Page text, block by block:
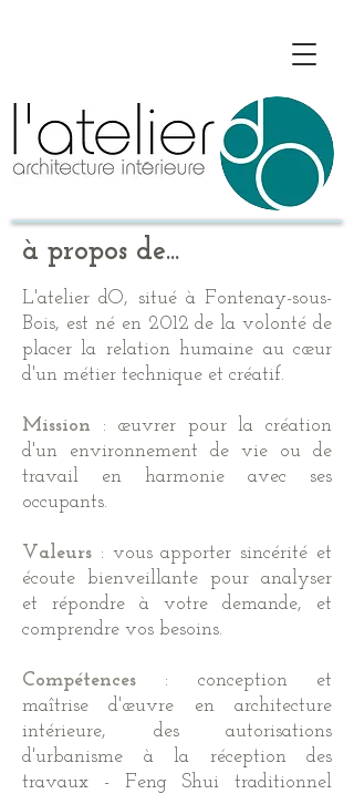
à propos de...
L'atelier dO, situé à Fontenay-sous-
Bois, est né en 2012 de la volonté de
placer la relation humaine au cœur
d'un métier technique et créatif.
Mission : œuvrer pour la création
d'un environnement de vie ou de
travail en harmonie avec ses
occupants.
Valeurs : vous apporter sincérité et
écoute bienveillante pour analyser
et répondre à votre demande, et
comprendre vos besoins.
Compétences : conception et
maîtrise d'œuvre en architecture
intérieure, des autorisations
d'urbanisme à la réception des
travaux - Feng Shui traditionnel